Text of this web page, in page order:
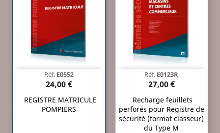
Réf. E0552
24,00 €
REGISTRE MATRICULE
POMPIERS
Réf. E0123R
27,00 €
Recharge feuillets
perforés pour Registre de
sécurité (format classeur)
du Type M